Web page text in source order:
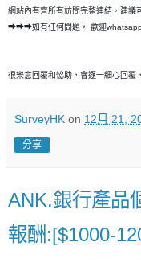
網站內有齊所有訪問完整連結，建議
➡➡➡如有任何問題， 歡迎
很樂意回覆和恊助，會逐一細心回覆
SurveyHK on 12月 21,
分享
ANK.銀行產品
報酬:[$1000-